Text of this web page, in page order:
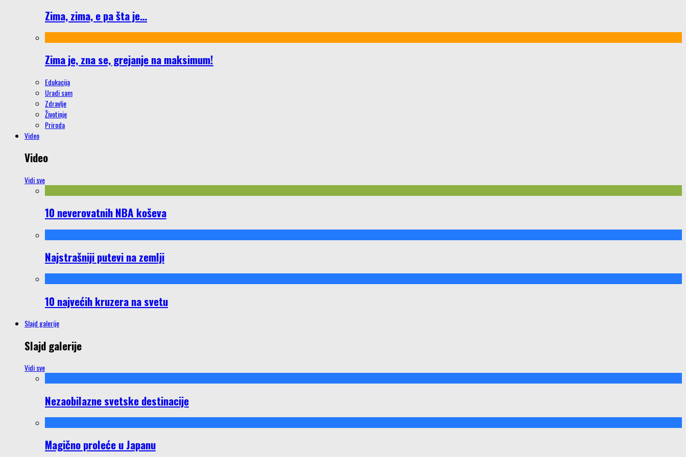
Zima, zima, e pa šta je…
Zima je, zna se, grejanje na maksimum!
Edukacija
Uradi sam
Zdravlje
Životinje
Priroda
Video
Video
Vidi sve
10 neverovatnih NBA koševa
Najstrašniji putevi na zemlji
10 najvećih kruzera na svetu
Slajd galerije
Slajd galerije
Vidi sve
Nezaobilazne svetske destinacije
Magično proleće u Japanu